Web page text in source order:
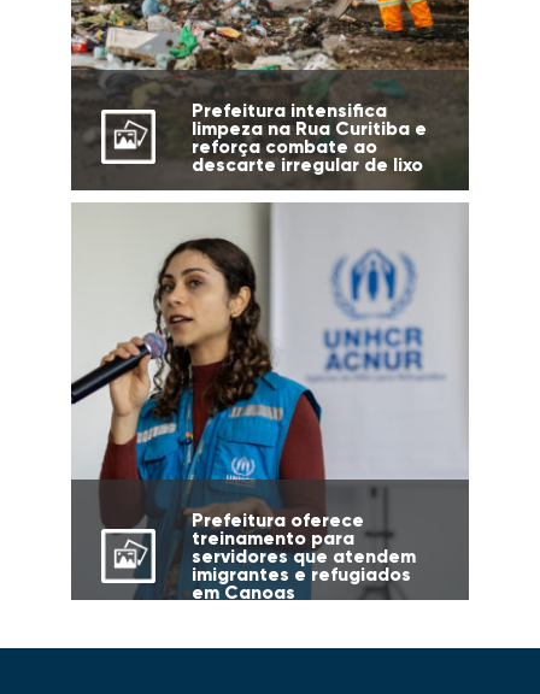
Prefeitura intensifica
limpeza na Rua Curitiba e
reforça combate ao
descarte irregular de lixo
Prefeitura oferece
treinamento para
servidores que atendem
imigrantes e refugiados
em Canoas